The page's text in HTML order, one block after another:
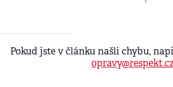
Pokud jste v článku našli chybu,